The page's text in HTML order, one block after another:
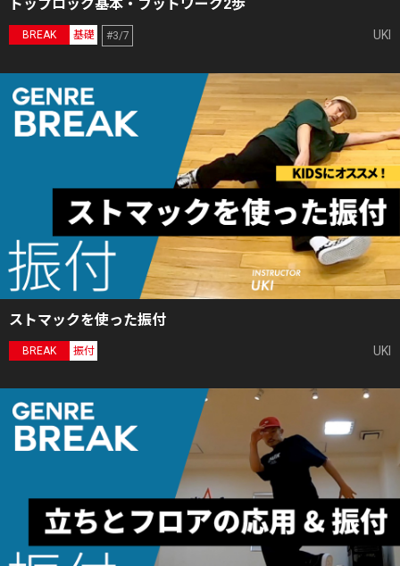
トップロック基本・フットワーク2歩
BREAK 基礎 #3/7 UKI
ストマックを使った振付
BREAK 振付 UKI